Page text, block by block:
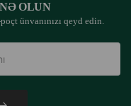
OLUN
ünvanınızı qeyd edin.